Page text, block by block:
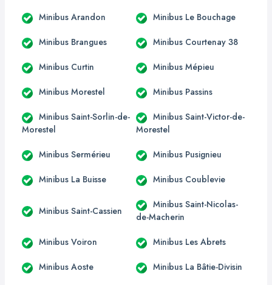
Minibus Arandon Minibus Le Bouchage
Minibus Brangues Minibus Courtenay 38
Minibus Curtin Minibus Mépieu
Minibus Morestel Minibus Passins
Minibus Saint-Sorlin-de-
Morestel
Minibus Saint-Victor-de-
Morestel
Minibus Sermérieu Minibus Pusignieu
Minibus La Buisse Minibus Coublevie
Minibus Saint-Cassien
Minibus Saint-Nicolas-
de-Macherin
Minibus Voiron Minibus Les Abrets
Minibus Aoste Minibus La Bâtie-Divisin